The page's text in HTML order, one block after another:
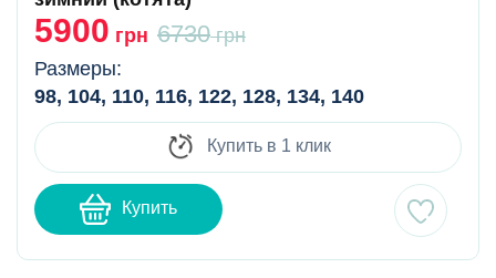
5900 грн 6730грн
Размеры:
98, 104, 110, 116, 122, 128, 134, 140
Купить в 1 клик
Купить